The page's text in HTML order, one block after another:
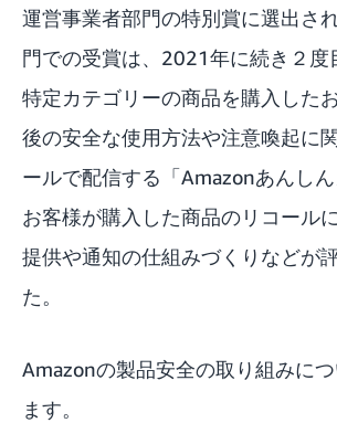
運営事業者部門の特別賞に選出さ
門での受賞は、2021年に続き２度
特定カテゴリーの商品を購入した
後の安全な使用方法や注意喚起に
ールで配信する「Amazonあんしん
お客様が購入した商品のリコール
提供や通知の仕組みづくりなどが
た。
Amazonの製品安全の取り組みに
ます。